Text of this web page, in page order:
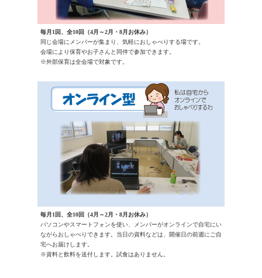
毎月1回、全10回（4月～2月・8月お休み）
同じ会場にメンバーが集まり、気軽におしゃべりする場です。
会場により保育やお子さんと同伴で参加できます。
※外部保育は全会場で対象です。
毎月1回、全10回（4月～2月・8月お休み）
パソコンやスマートフォンを使い、メンバーがオンラインで自宅にい
ながらおしゃべりできます。当日の資料などは、開催日の前週にご自
宅へお届けします。
※資料と飲料を送付します。試食はありません。